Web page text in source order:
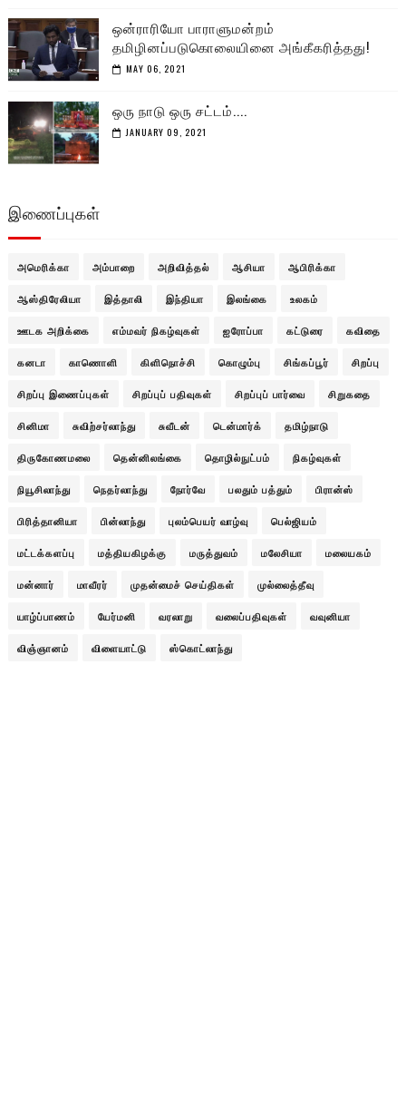
ஒன்ராரியோ பாராளுமன்றம்
தமிழினப்படுகொலையினை அங்கீகரித்தது!
MAY 06, 2021
ஒரு நாடு ஒரு சட்டம்....
JANUARY 09, 2021
இணைப்புகள்
அமெரிக்கா அம்பாறை அறிவித்தல் ஆசியா ஆபிரிக்கா
ஆஸ்திரேலியா இத்தாலி இந்தியா இலங்கை உலகம்
ஊடக அறிக்கை எம்மவர் நிகழ்வுகள் ஐரோப்பா கட்டுரை கவிதை
கனடா காணொளி கிளிநொச்சி கொழும்பு சிங்கப்பூர் சிறப்பு
சிறப்பு இணைப்புகள் சிறப்புப் பதிவுகள் சிறப்புப் பார்வை சிறுகதை
சினிமா சுவிற்சர்லாந்து சுவீடன் டென்மார்க் தமிழ்நாடு
திருகோணமலை தென்னிலங்கை தொழில்நுட்பம் நிகழ்வுகள்
நியூசிலாந்து நெதர்லாந்து நோர்வே பலதும் பத்தும் பிரான்ஸ்
பிரித்தானியா பின்லாந்து புலம்பெயர் வாழ்வு பெல்ஜியம்
மட்டக்களப்பு மத்தியகிழக்கு மருத்துவம் மலேசியா மலையகம்
மன்னார் மாவீரர் முதன்மைச் செய்திகள் முல்லைத்தீவு
யாழ்ப்பாணம் யேர்மனி வரலாறு வலைப்பதிவுகள் வவுனியா
விஞ்ஞானம் விளையாட்டு ஸ்கொட்லாந்து